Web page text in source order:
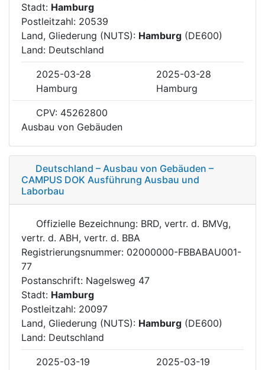
Stadt: Hamburg
Postleitzahl: 20539
Land, Gliederung (NUTS): Hamburg (DE600)
Land: Deutschland
2025-03-28
2025-03-28
Hamburg
Hamburg
CPV: 45262800
Ausbau von Gebäuden
Deutschland – Ausbau von Gebäuden –
CAMPUS DOK Ausführung Ausbau und
Laborbau
Offizielle Bezeichnung: BRD, vertr. d. BMVg,
vertr. d. ABH, vertr. d. BBA
Registrierungsnummer: 02000000-FBBABAU001-
77
Postanschrift: Nagelsweg 47
Stadt: Hamburg
Postleitzahl: 20097
Land, Gliederung (NUTS): Hamburg (DE600)
Land: Deutschland
2025-03-19
2025-03-19